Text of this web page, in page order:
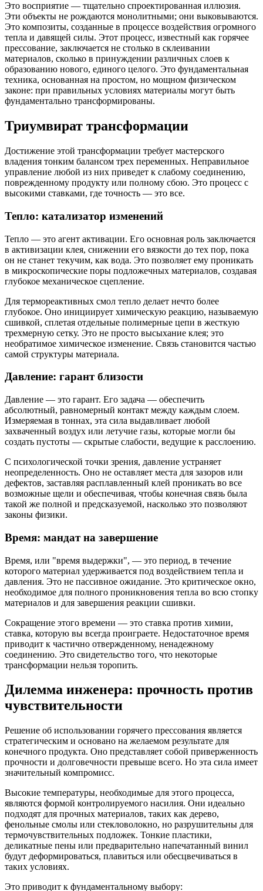
Это восприятие — тщательно спроектированная иллюзия.
Эти объекты не рождаются монолитными; они выковываются.
Это композиты, созданные в процессе воздействия огромного
тепла и давящей силы. Этот процесс, известный как горячее
прессование, заключается не столько в склеивании
материалов, сколько в принуждении различных слоев к
образованию нового, единого целого. Это фундаментальная
техника, основанная на простом, но мощном физическом
законе: при правильных условиях материалы могут быть
фундаментально трансформированы.
Триумвират трансформации
Достижение этой трансформации требует мастерского
владения тонким балансом трех переменных. Неправильное
управление любой из них приведет к слабому соединению,
поврежденному продукту или полному сбою. Это процесс с
высокими ставками, где точность — это все.
Тепло: катализатор изменений
Тепло — это агент активации. Его основная роль заключается
в активизации клея, снижении его вязкости до тех пор, пока
он не станет текучим, как вода. Это позволяет ему проникать
в микроскопические поры подложечных материалов, создавая
глубокое механическое сцепление.
Для термореактивных смол тепло делает нечто более
глубокое. Оно инициирует химическую реакцию, называемую
сшивкой, сплетая отдельные полимерные цепи в жесткую
трехмерную сетку. Это не просто высыхание клея; это
необратимое химическое изменение. Связь становится частью
самой структуры материала.
Давление: гарант близости
Давление — это гарант. Его задача — обеспечить
абсолютный, равномерный контакт между каждым слоем.
Измеряемая в тоннах, эта сила выдавливает любой
захваченный воздух или летучие газы, которые могли бы
создать пустоты — скрытые слабости, ведущие к расслоению.
С психологической точки зрения, давление устраняет
неопределенность. Оно не оставляет места для зазоров или
дефектов, заставляя расплавленный клей проникать во все
возможные щели и обеспечивая, чтобы конечная связь была
такой же полной и предсказуемой, насколько это позволяют
законы физики.
Время: мандат на завершение
Время, или "время выдержки", — это период, в течение
которого материал удерживается под воздействием тепла и
давления. Это не пассивное ожидание. Это критическое окно,
необходимое для полного проникновения тепла во всю стопку
материалов и для завершения реакции сшивки.
Сокращение этого времени — это ставка против химии,
ставка, которую вы всегда проиграете. Недостаточное время
приводит к частично отвержденному, ненадежному
соединению. Это свидетельство того, что некоторые
трансформации нельзя торопить.
Дилемма инженера: прочность против
чувствительности
Решение об использовании горячего прессования является
стратегическим и основано на желаемом результате для
конечного продукта. Оно представляет собой приверженность
прочности и долговечности превыше всего. Но эта сила имеет
значительный компромисс.
Высокие температуры, необходимые для этого процесса,
являются формой контролируемого насилия. Они идеально
подходят для прочных материалов, таких как дерево,
фенольные смолы или стекловолокно, но разрушительны для
термочувствительных подложек. Тонкие пластики,
деликатные пены или предварительно напечатанный винил
будут деформироваться, плавиться или обесцвечиваться в
таких условиях.
Это приводит к фундаментальному выбору: